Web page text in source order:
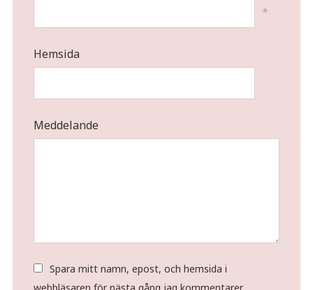
*
Hemsida
Meddelande
Spara mitt namn, epost, och hemsida i